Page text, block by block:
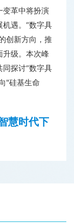
变革中将扮演
遇。“数字具
创新方向，推
升级。本次峰
探讨“数字具
"硅基生命
慧时代下